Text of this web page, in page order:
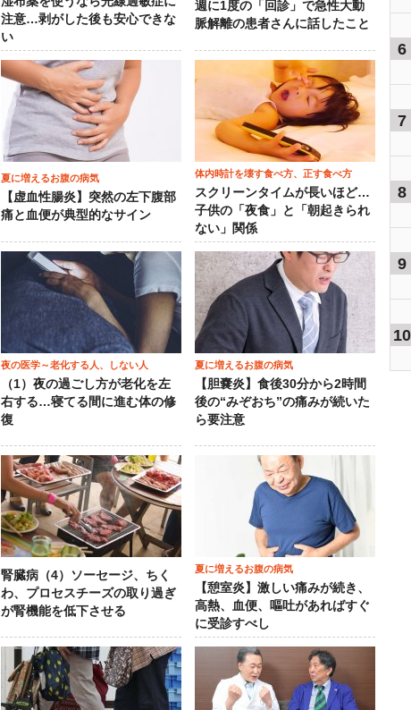
注意…剥がした後も安心できな
い
週に1度の「回診」で急性大動
脈解離の患者さんに話したこと
夏に増えるお腹の病気
【虚血性腸炎】突然の左下腹部
痛と血便が典型的なサイン
体内時計を壊す食べ方、正す食べ方
スクリーンタイムが長いほど…
子供の「夜食」と「朝起きられ
ない」関係
夜の医学～老化する人、しない人
（1）夜の過ごし方が老化を左
右する…寝てる間に進む体の修
復
夏に増えるお腹の病気
【胆嚢炎】食後30分から2時間
後の“みぞおち”の痛みが続いた
ら要注意
腎臓病（4）ソーセージ、ちく
わ、プロセスチーズの取り過ぎ
が腎機能を低下させる
夏に増えるお腹の病気
【憩室炎】激しい痛みが続き、
高熱、血便、嘔吐があればすぐ
に受診すべし
6
7
8
9
10